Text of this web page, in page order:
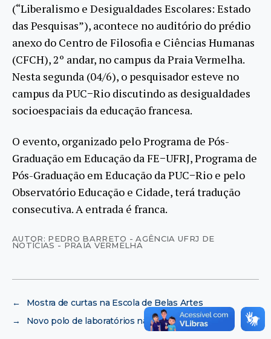
(“Liberalismo e Desigualdades Escolares: Estado
das Pesquisas”), acontece no auditório do prédio
anexo do Centro de Filosofia e Ciências Humanas
(CFCH), 2º andar, no campus da Praia Vermelha.
Nesta segunda (04/6), o pesquisador esteve no
campus da PUC−Rio discutindo as desigualdades
socioespaciais da educação francesa.
O evento, organizado pelo Programa de Pós-
Graduação em Educação da FE−UFRJ, Programa de
Pós-Graduação em Educação da PUC−Rio e pelo
Observatório Educação e Cidade, terá tradução
consecutiva. A entrada é franca.
AUTOR: PEDRO BARRETO - AGÊNCIA UFRJ DE
NOTÍCIAS - PRAIA VERMELHA
←
Mostra de curtas na Escola de Belas Artes
→
Novo polo de laboratórios na UFRJ